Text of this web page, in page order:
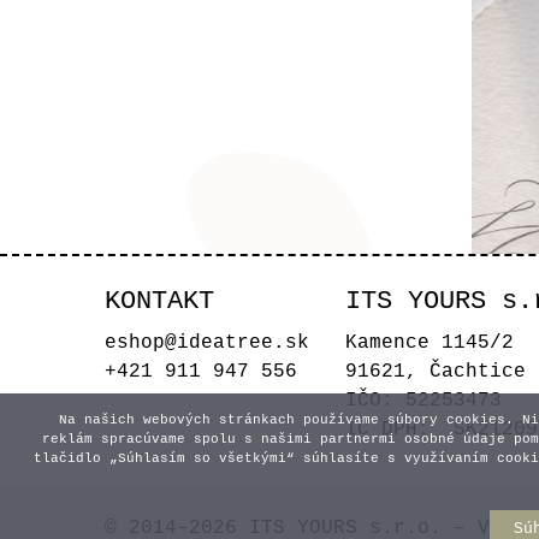
KONTAKT
eshop@ideatree.sk
+421 911 947 556
ITS YOURS
Kamence 1145/2
91621, Čachtice
IČO: 52253473
IČ DPH:
© 2014–2026 ITS YOURS s.r.o. –
Na našich webových stránkach používame súbory
reklám spracúvame spolu s našimi partnermi osobné údaje
tlačidlo „Súhlasím so všetkými“ súhlasíte s využívaním